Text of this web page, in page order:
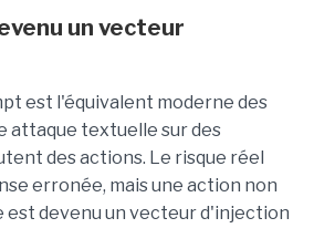
un vecteur
est l'équivalent moderne des
attaque textuelle sur des
des actions. Le risque réel
erronée, mais une action non
est devenu un vecteur d'injection